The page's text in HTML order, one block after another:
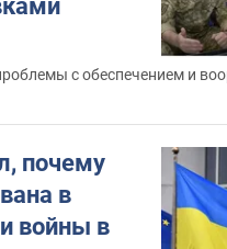
с обеспечением и
почему
в
войны в